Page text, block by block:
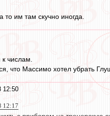
им там скучно иногда.
числам.
что Массимо хотел убрать
12:50
12:17